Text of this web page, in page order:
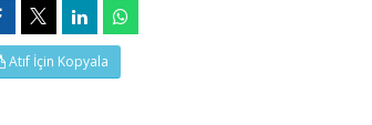
Atıf İçin Kopyala